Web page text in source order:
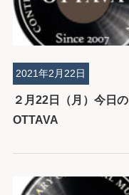
２月22日（月）今日の
OTTAVA
2021年2月22日